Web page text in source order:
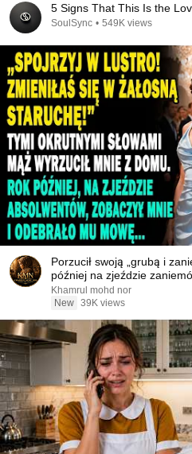
5 Signs That This Is the
SoulSync • 549K views
Porzucił swoją „grubą i
później na zjeździe
Khamrul mohd nor
New 39K views